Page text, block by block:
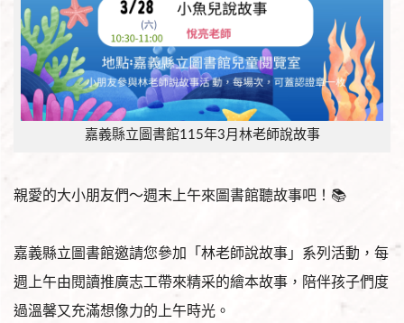
嘉義縣立圖書館115年3月林老師說故事
親愛的大小朋友們～週末上午來圖書館聽故事吧！📚
嘉義縣立圖書館邀請您參加「林老師說故事」系列活動，每
週上午由閱讀推廣志工帶來精采的繪本故事，陪伴孩子們度
過溫馨又充滿想像力的上午時光。